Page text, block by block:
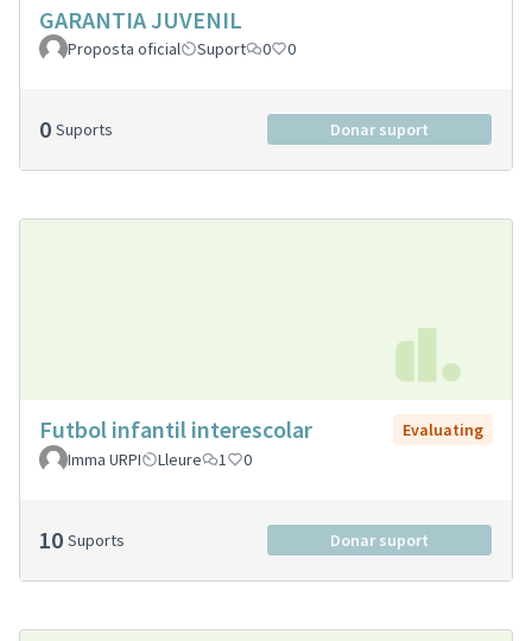
GARANTIA JUVENIL
Proposta oficial Suport 0 0
0 Suports Donar suport
Futbol infantil interescolar
Evaluating
Imma URPI
Lleure 1 0
10 Suports Donar suport